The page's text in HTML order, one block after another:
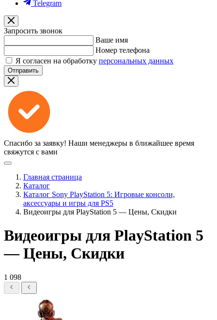
Telegram
Запросить звонок
Ваше имя
Номер телефона
Я согласен на обработку персональных данных
Отправить
Спасибо за заявку! Наши менеджеры в ближайшее время
свяжутся с вами
Главная страница
Каталог
Каталог Sony PlayStation 5: Игровые консоли,
аксессуары и игры для PS5
Видеоигры для PlayStation 5 — Цены, Скидки
Видеоигры для PlayStation 5
— Цены, Скидки
1 098